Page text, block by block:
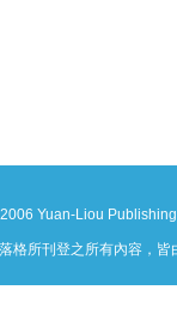
Yuan-Liou
格所刊登之所有內容，